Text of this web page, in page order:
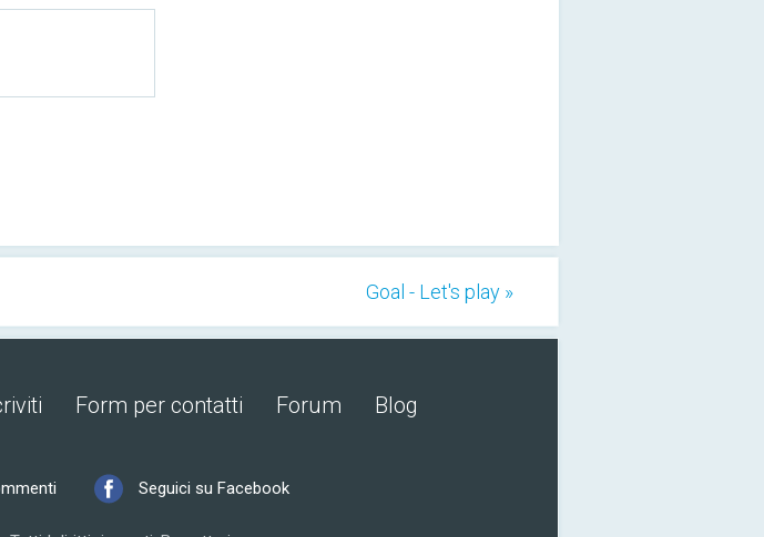
Goal - Let's play »
Form per contatti Forum Blog
Seguici su Facebook